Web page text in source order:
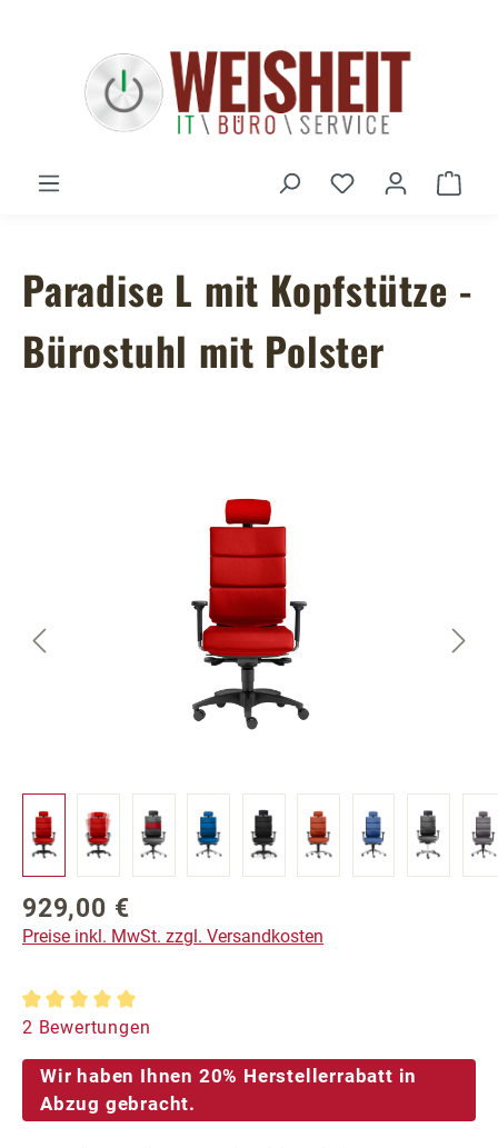
Du hast 0
Paradise L mit Kopfstütze -
Bürostuhl mit Polster
Bildergalerie überspringen
Regulärer Preis:
929,00 €
Preise inkl. MwSt. zzgl. Versandkosten
Durchschnittliche Bewertung von 5 von 5 Sternen
2 Bewertungen
Wir haben Ihnen 20% Herstellerrabatt in
Abzug gebracht.